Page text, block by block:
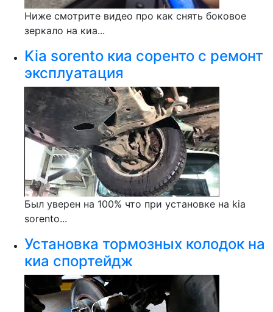
Ниже смотрите видео про как снять боковое
зеркало на киа...
Kia sorento киа соренто с ремонт
эксплуатация
Был уверен на 100% что при установке на kia
sorento...
Установка тормозных колодок на
киа спортейдж